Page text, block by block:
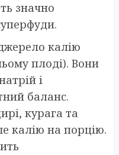
значно
калію
плоді). Вони
і
баланс.
курага та
калію на порцію.